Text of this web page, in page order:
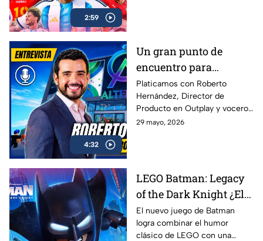
2:59
4:32
Un gran punto de
encuentro para
conectar con más
gamers | Entrevista con
Roberto Hernández
Platicamos con Roberto
Hernández, Director de
Producto en Outplay y vocero
de Alternia, sobre el
cómo Alternia busca redefinir
el entretenimiento para las
nuevas generaciones
29 mayo, 2026
LEGO Batman: Legacy
of the Dark Knight ¿El
mejor de la franqucia? |
AZE REVIEW
El nuevo juego de Batman
logra combinar el humor
clásico de LEGO con una